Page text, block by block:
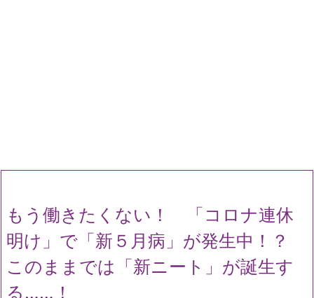
もう働きたくない！ 「コロナ連休
明け」で「新５月病」が発生中！？
このままでは「新ニート」が誕生す
る……！